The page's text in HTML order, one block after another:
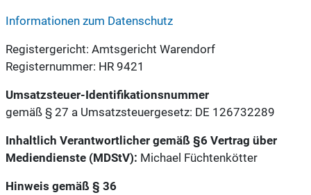
Informationen zum Datenschutz
Registergericht: Amtsgericht Warendorf
Registernummer: HR 9421
Umsatzsteuer-Identifikationsnummer
gemäß § 27 a Umsatzsteuergesetz: DE 126732289
Inhaltlich Verantwortlicher gemäß §6 Vertrag über
Mediendienste (MDStV): Michael Füchtenkötter
Hinweis gemäß § 36